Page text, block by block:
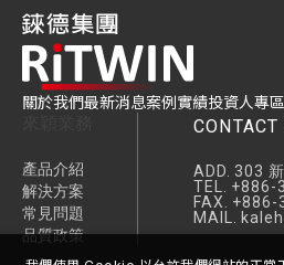
關於我們最新消息案例實績投資人專區
產品介紹
解決方案
常見問題
品質政策
CONTACT
ADD. 303
TEL.
+886-
FAX.
+886-
MAIL.